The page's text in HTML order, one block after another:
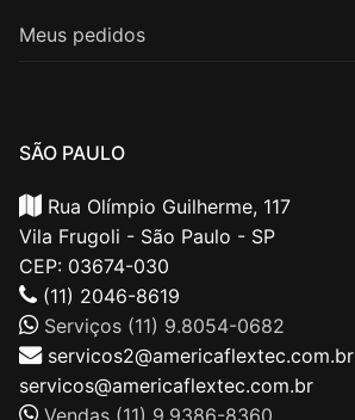
Meus pedidos
SÃO PAULO
Rua Olímpio Guilherme, 117
Vila Frugoli - São Paulo - SP
CEP: 03674-030
(11) 2046-8619
Serviços (11) 9.8054-0682
servicos2@americaflextec.com.br
servicos@americaflextec.com.br